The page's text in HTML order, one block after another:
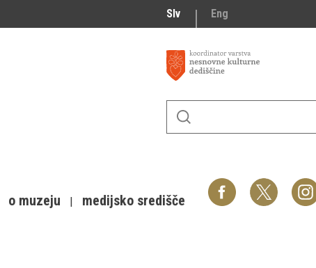
Slv Eng
o muzeju medijsko središče